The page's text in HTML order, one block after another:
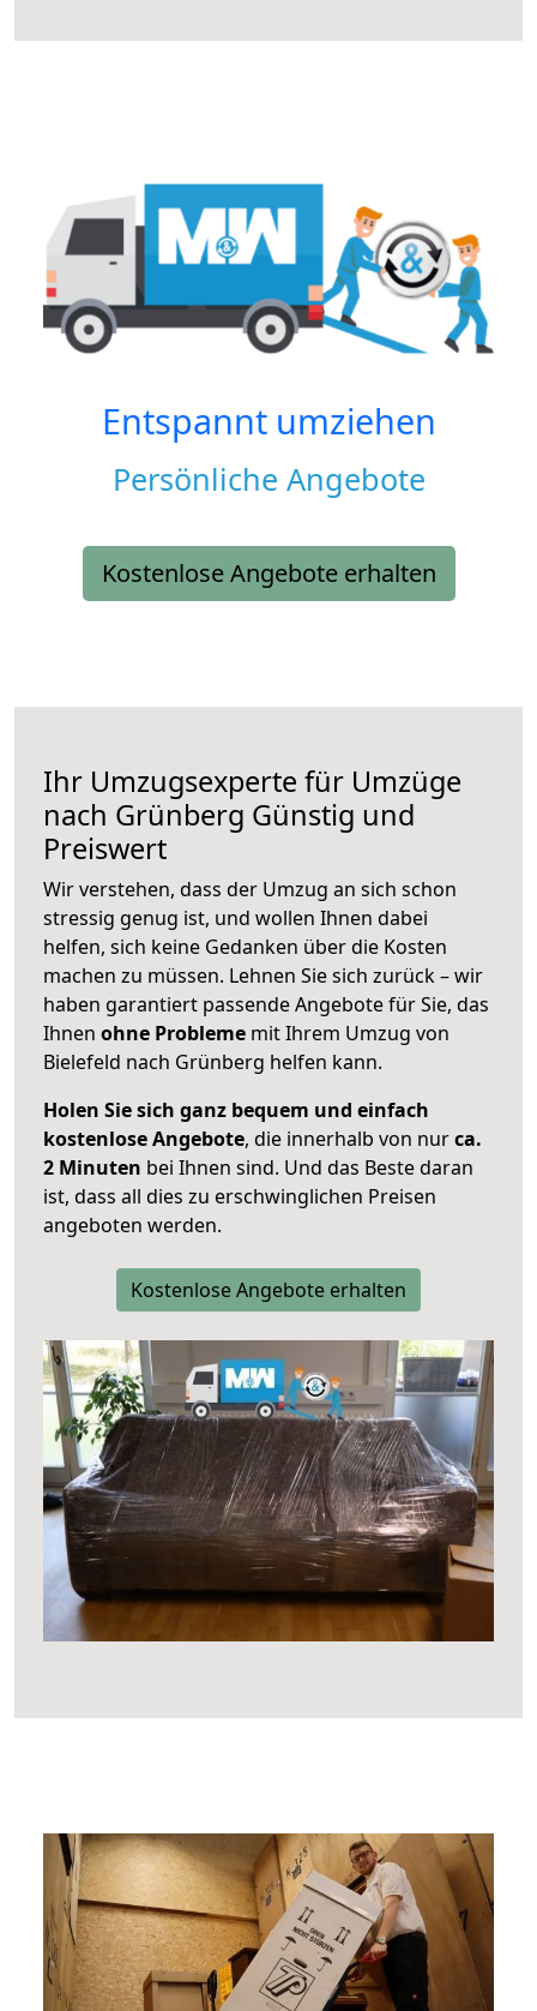
Entspannt umziehen
Persönliche Angebote
Kostenlose Angebote erhalten
Ihr Umzugsexperte für Umzüge
nach Grünberg Günstig und
Preiswert
Wir verstehen, dass der Umzug an sich schon
stressig genug ist, und wollen Ihnen dabei
helfen, sich keine Gedanken über die Kosten
machen zu müssen. Lehnen Sie sich zurück – wir
haben garantiert passende Angebote für Sie, das
Ihnen ohne Probleme mit Ihrem Umzug von
Bielefeld nach Grünberg helfen kann.
Holen Sie sich ganz bequem und einfach
kostenlose Angebote, die innerhalb von nurca.
2 Minuten bei Ihnen sind. Und das Beste daran
ist, dass all dies zu erschwinglichen Preisen
angeboten werden.
Kostenlose Angebote erhalten